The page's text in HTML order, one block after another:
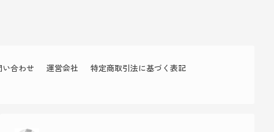
い合わせ 運営会社 特定商取引法に基づく表記